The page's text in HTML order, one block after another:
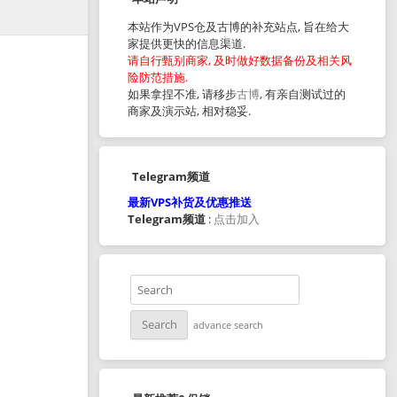
本站作为VPS仓及古博的补充站点, 旨在给大
家提供更快的信息渠道.
请自行甄别商家, 及时做好数据备份及相关风
险防范措施.
如果拿捏不准, 请移步古博, 有亲自测试过的
商家及演示站, 相对稳妥.
Telegram频道
最新VPS补货及优惠推送
Telegram频道 : 点击加入
advance search